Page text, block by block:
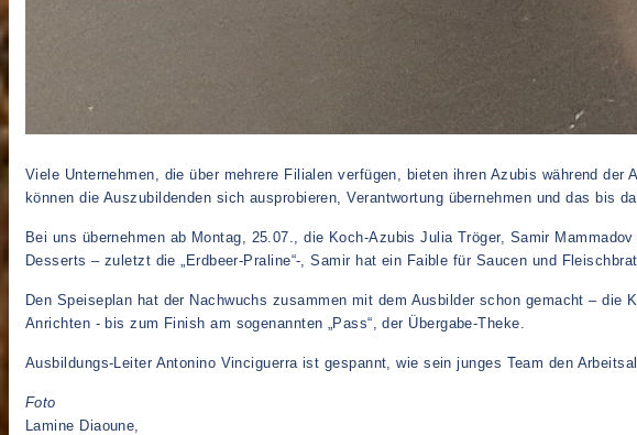
Viele Unternehmen, die über mehrere Filialen verfügen, bieten ihren Azubis während
können die Auszubildenden sich ausprobieren, Verantwortung übernehmen und das bis
Bei uns übernehmen ab Montag, 25.07., die Koch-Azubis Julia Tröger, Samir
Desserts – zuletzt die „Erdbeer-Praline“-, Samir hat ein Faible für Saucen und
Den Speiseplan hat der Nachwuchs zusammen mit dem Ausbilder schon gemacht –
Anrichten - bis zum Finish am sogenannten „Pass“, der Übergabe-Theke.
Ausbildungs-Leiter Antonino Vinciguerra ist gespannt, wie sein junges Team den
Foto
Lamine Diaoune,